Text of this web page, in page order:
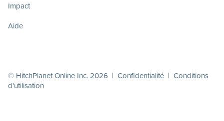
Impact
Aide
© HitchPlanet Online Inc. 2026 | Confidentialité | Conditions
d'utilisation